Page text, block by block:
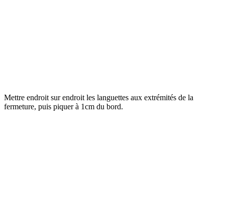
Mettre endroit sur endroit les languettes aux extrémités de la
fermeture, puis piquer à 1cm du bord.